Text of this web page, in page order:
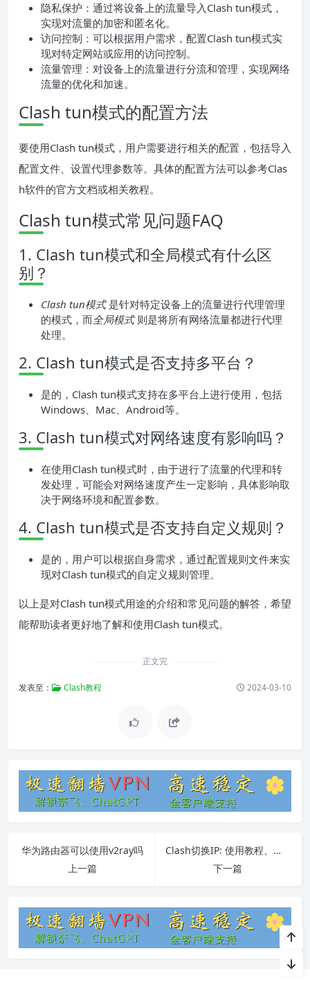
隐私保护：通过将设备上的流量导入Clash tun模式，
实现对流量的加密和匿名化。
访问控制：可以根据用户需求，配置Clash tun模式实
现对特定网站或应用的访问控制。
流量管理：对设备上的流量进行分流和管理，实现网络
流量的优化和加速。
Clash tun模式的配置方法
要使用Clash tun模式，用户需要进行相关的配置，包括导入
配置文件、设置代理参数等。具体的配置方法可以参考Clas
h软件的官方文档或相关教程。
Clash tun模式常见问题FAQ
1. Clash tun模式和全局模式有什么区
别？
Clash tun模式是针对特定设备上的流量进行代理管理
的模式，而全局模式则是将所有网络流量都进行代理
处理。
2. Clash tun模式是否支持多平台？
是的，Clash tun模式支持在多平台上进行使用，包括
Windows、Mac、Android等。
3. Clash tun模式对网络速度有影响吗？
在使用Clash tun模式时，由于进行了流量的代理和转
发处理，可能会对网络速度产生一定影响，具体影响取
决于网络环境和配置参数。
4. Clash tun模式是否支持自定义规则？
是的，用户可以根据自身需求，通过配置规则文件来实
现对Clash tun模式的自定义规则管理。
以上是对Clash tun模式用途的介绍和常见问题的解答，希望
能帮助读者更好地了解和使用Clash tun模式。
正文完
发表至： Clash教程 2024-03-10
华为路由器可以使用v2ray吗
上一篇
Clash切换IP: 使用教程、常见问题和软件安装
下一篇